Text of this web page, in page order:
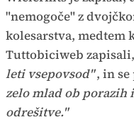
"nemogoče" z
kolesarstva, medtem
Tuttobiciweb zapisali,
leti vsepovsod", in
zelo mlad ob porazih
odrešitve."